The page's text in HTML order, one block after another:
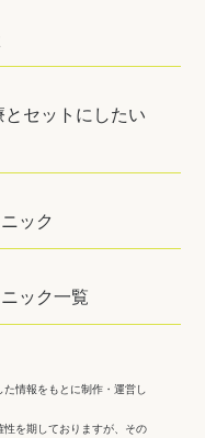
セットにしたい
ック
ック一覧
情報をもとに制作・運営し
を期しておりますが、その